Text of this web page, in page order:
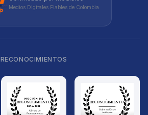
Medios Digitales Fiables de Colombia
RECONOCIMIENTOS